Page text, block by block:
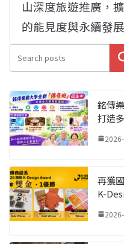
山深度旅遊推廣，
的能見度與永續發
銘傳
打造
再獲
K-